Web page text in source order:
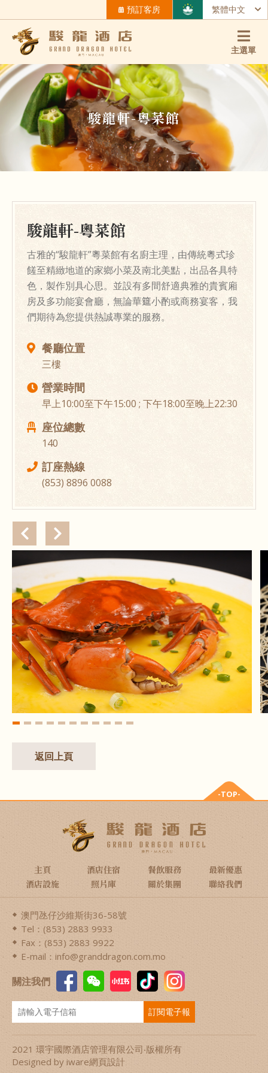
預訂客房 繁體中文
主選單
駿龍軒-粵菜館
駿龍軒-粵菜館
古雅的“駿龍軒”粵菜館有名廚主理，由傳統粵式珍
饈至精緻地道的家鄉小菜及南北美點，出品各具特
色，製作別具心思。並設有多間舒適典雅的貴賓廂
房及多功能宴會廳，無論華筵小酌或商務宴客，我
們期待為您提供熱誠專業的服務。
餐廳位置
三樓
營業時間
早上10:00至下午15:00 ; 下午18:00至晚上22:30
座位總數
140
訂座熱線
(853) 8896 0088
返回上頁
主頁 酒店住宿 餐飲服務
最新優惠
酒店設施
照片庫 關於集團 聯絡我們
澳門氹仔沙維斯街36-58號
Tel：(853) 2883 9933
Fax：(853) 2883 9922
E-mail：info@granddragon.com.mo
關注我們
訂閱電子報
2021 環宇國際酒店管理有限公司‧版權所有
Designed by iware網頁設計
-TOP-